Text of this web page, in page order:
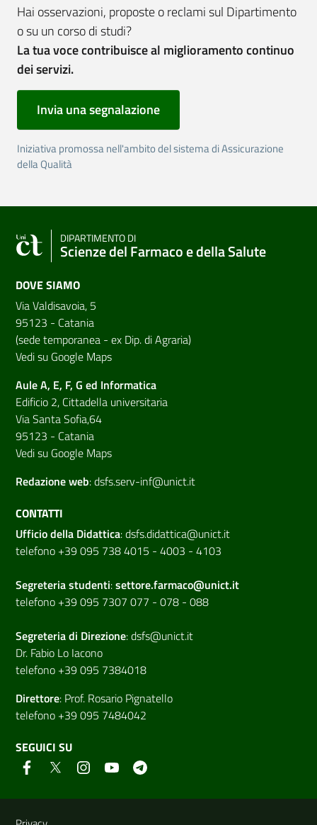
Hai osservazioni, proposte o reclami sul Dipartimento
o su un corso di studi?
La tua voce contribuisce al miglioramento continuo
dei servizi.
Invia una segnalazione
Iniziativa promossa nell'ambito del sistema di Assicurazione
della Qualità
DIPARTIMENTO DI
Scienze del Farmaco e della Salute
DOVE SIAMO
Via Valdisavoia, 5
95123 - Catania
(sede temporanea - ex Dip. di Agraria)
Vedi su Google Maps
Aule A, E, F, G ed Informatica
Edificio 2, Cittadella universitaria
Via Santa Sofia,64
95123 - Catania
Vedi su Google Maps
Redazione web:dsfs.serv-inf@unict.it
CONTATTI
Ufficio della Didattica:dsfs.didattica@unict.it
telefono +39 095 738 4015 - 4003 - 4103
Segreteria studenti:settore.farmaco@unict.it
telefono +39 095 7307 077 - 078 - 088
Segreteria di Direzione:dsfs@unict.it
Dr. Fabio Lo Iacono
telefono +39 095 7384018
Direttore: Prof. Rosario Pignatello
telefono +39 095 7484042
SEGUICI SU
Link e informazioni utili